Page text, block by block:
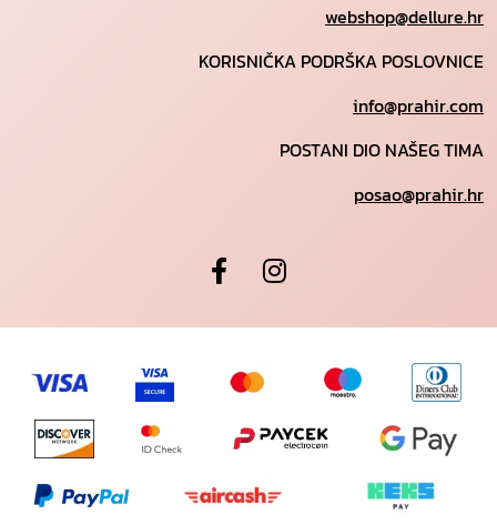
webshop@dellure.hr
KORISNIČKA PODRŠKA POSLOVNICE
info@prahir.com
POSTANI DIO NAŠEG TIMA
posao@prahir.hr